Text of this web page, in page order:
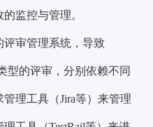
监控与管理。
评审管理系统，导致
型的评审，分别依赖不同
理工具（Jira等）来管理